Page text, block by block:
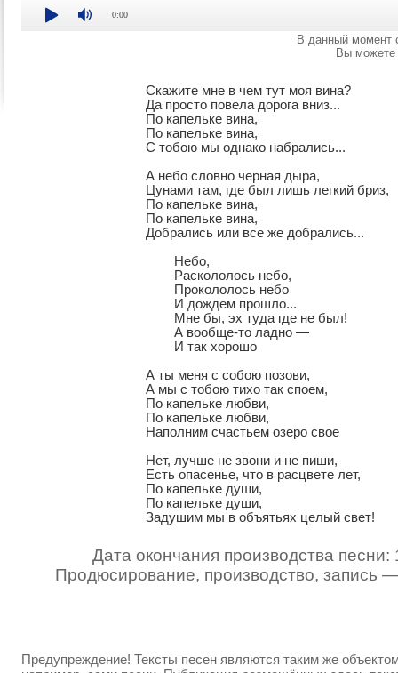
0:00
В данный момент
Вы можете
Скажите мне в чем тут моя вина?
Да просто повела дорога вниз...
По капельке вина,
По капельке вина,
С тобою мы однако набрались...
А небо словно черная дыра,
Цунами там, где был лишь легкий бриз,
По капельке вина,
По капельке вина,
Добрались или все же добрались...
А ты меня с собою позови,
А мы с тобою тихо так споем,
По капельке любви,
По капельке любви,
Наполним счастьем озеро свое
Нет, лучше не звони и не пиши,
Есть опасенье, что в расцвете лет,
По капельке души,
По капельке души,
Задушим мы в объятьях целый свет!
Дата окончания производства
Продюсирование, производство, запись
Предупреждение! Тексты песен являются таким же